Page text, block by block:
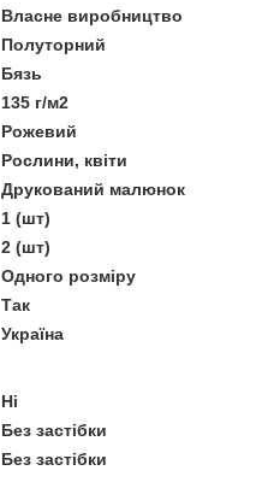
Власне виробництво
Полуторний
Бязь
135 г/м2
Рожевий
Рослини, квіти
Друкований малюнок
1 (шт)
2 (шт)
Одного розміру
Так
Україна
Ні
Без застібки
Без застібки